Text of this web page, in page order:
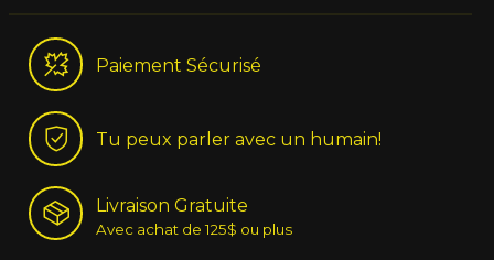
Paiement Sécurisé
Tu peux parler avec un humain!
Livraison Gratuite
Avec achat de 125$ ou plus